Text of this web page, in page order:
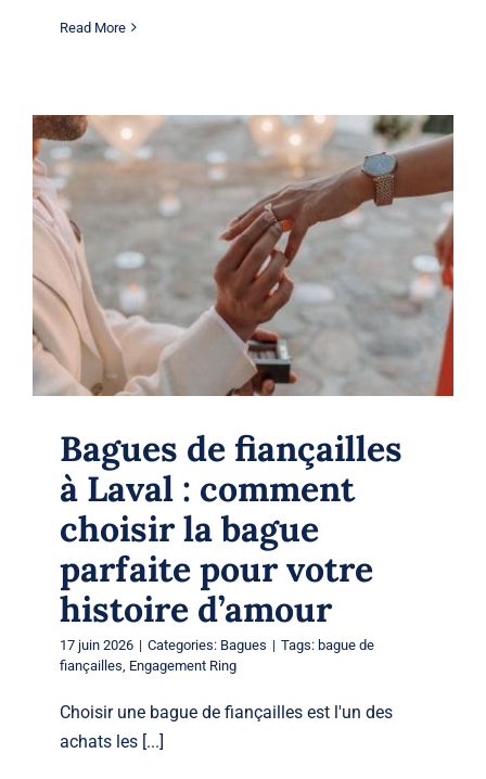
Read More
Bagues de fiançailles à Laval :
comment choisir la bague parfaite
pour votre histoire d’amour
Bagues
Bagues de fiançailles
à Laval : comment
choisir la bague
parfaite pour votre
histoire d’amour
17 juin 2026 | Categories: Bagues | Tags: bague de
fiançailles, Engagement Ring
Choisir une bague de fiançailles est l'un des
achats les [...]